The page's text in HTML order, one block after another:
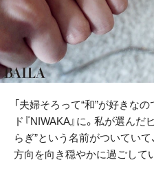
「夫婦そろって“和”が好きな
ド『NIWAKA』に。私が選ん
らぎ”という名前がついてい
方向を向き穏やかに過ごして